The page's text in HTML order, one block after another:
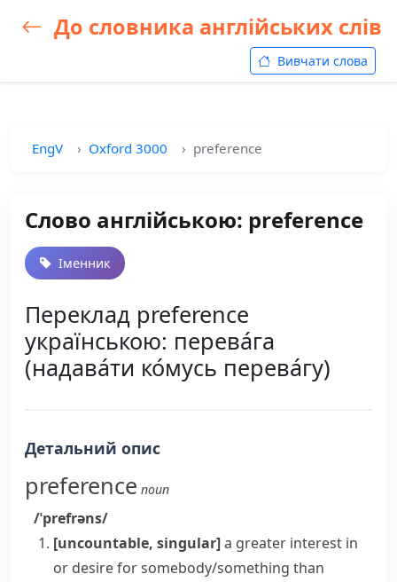
До словника англійських слів
Вивчати слова
EngV Oxford 3000 preference
Слово англійською: preference
Іменник
Переклад preference
українською: перева́га
(надава́ти ко́мусь перева́гу)
Детальний опис
preference noun
/ˈprefrəns/
[uncountable, singular]a greater interest in
or desire for somebody/something than